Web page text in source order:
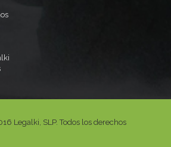
Legalki, SLP. Todos los derechos